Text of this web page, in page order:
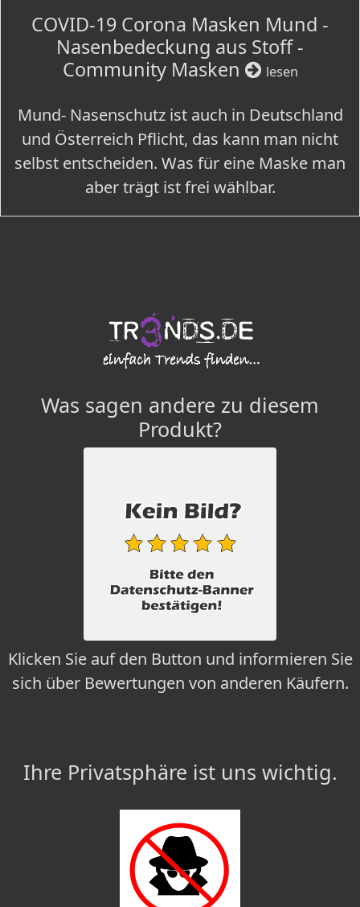
COVID-19 Corona Masken Mund -
Nasenbedeckung aus Stoff -
Community Masken
lesen
Mund- Nasenschutz ist auch in Deutschland
und Österreich Pflicht, das kann man nicht
selbst entscheiden. Was für eine Maske man
aber trägt ist frei wählbar.
Was sagen andere zu diesem
Produkt?
Klicken Sie auf den Button und informieren Sie
sich über Bewertungen von anderen Käufern.
Ihre Privatsphäre ist uns wichtig.